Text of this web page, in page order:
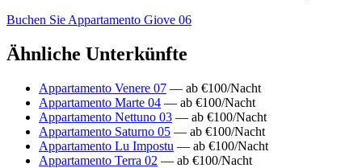
Buchen Sie Appartamento Giove 06
Ähnliche Unterkünfte
Appartamento Venere 07 — ab €100/Nacht
Appartamento Marte 04 — ab €100/Nacht
Appartamento Nettuno 03 — ab €100/Nacht
Appartamento Saturno 05 — ab €100/Nacht
Appartamento Lu Impostu — ab €100/Nacht
Appartamento Terra 02 — ab €100/Nacht